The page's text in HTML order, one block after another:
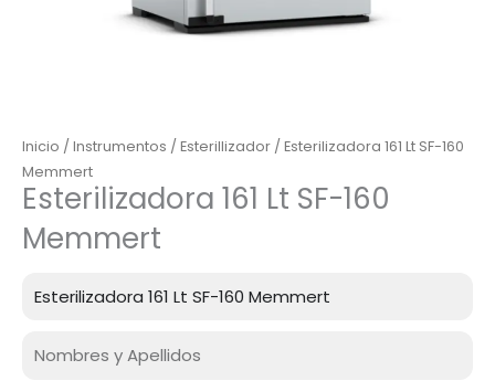
Inicio /Instrumentos /Esterillizador / Esterilizadora 161 Lt SF-160
Memmert
Esterilizadora 161 Lt SF-160
Memmert